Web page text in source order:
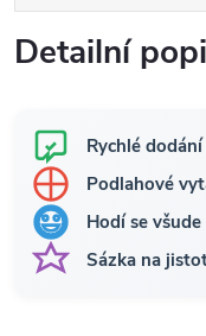
Detailní
Rychlé dodání
Podlahové
Hodí se všude
Sázka na